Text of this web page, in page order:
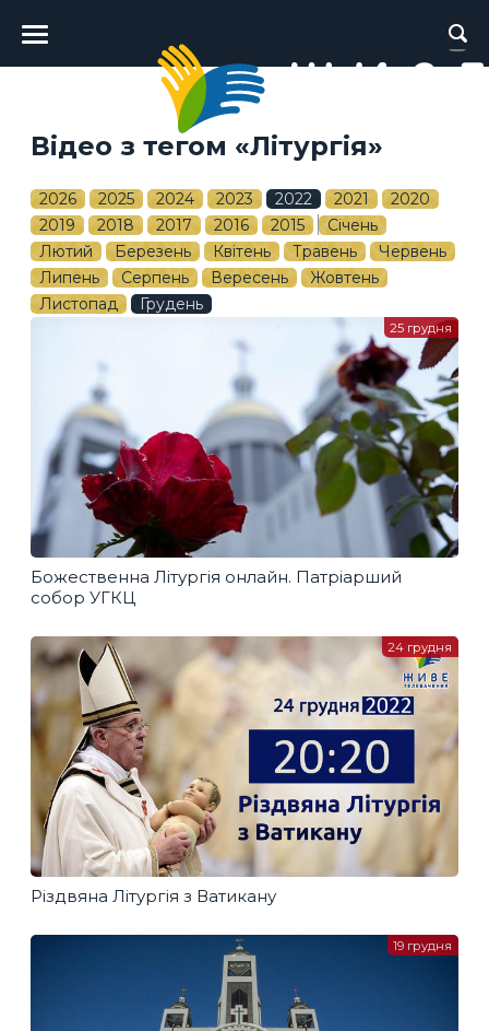
Головне
меню
Відео з тегом «Літургія»
2026 2025 2024 2023 2022 2021
2020
2019
2018 2017 2016 2015
Січень
Лютий
Березень Квітень Травень
Червень
Липень
Серпень Вересень
Жовтень
Листопад
Грудень
Божественна Літургія онлайн. Патріарший
собор УГКЦ
25 грудня
Різдвяна Літургія з Ватикану
24 грудня
19 грудня